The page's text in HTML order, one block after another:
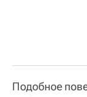
Подобное